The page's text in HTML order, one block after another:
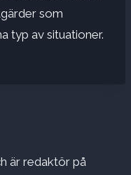
som
typ av situationer.
är redaktör på